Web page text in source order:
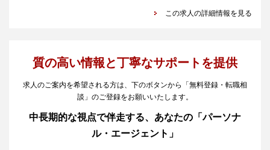
この求人の詳細情報を見る
質の高い情報と丁寧なサポートを提供
求人のご案内を希望される方は、下のボタンから「無料登録・転職相
談」のご登録をお願いいたします。
中長期的な視点で伴走する、あなたの「パーソナ
ル・エージェント」